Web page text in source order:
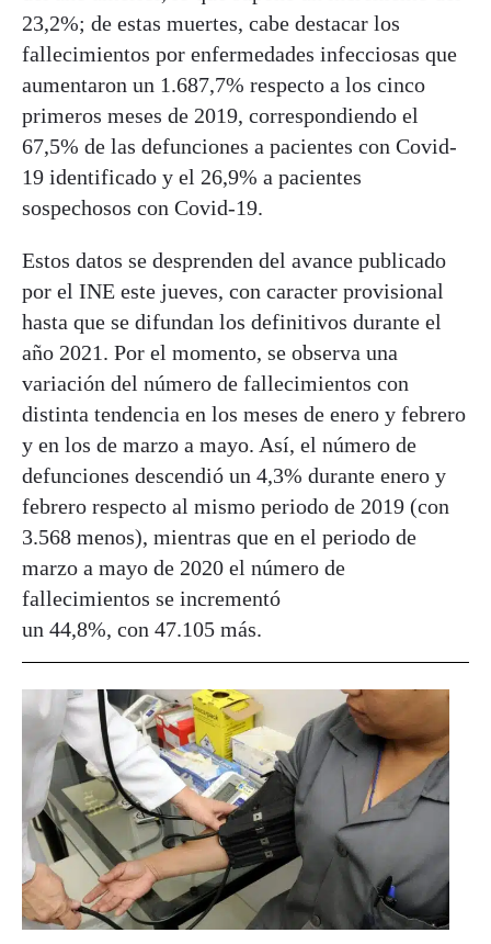
23,2%; de estas muertes, cabe destacar los
fallecimientos por enfermedades infecciosas que
aumentaron un 1.687,7% respecto a los cinco
primeros meses de 2019, correspondiendo el
67,5% de las defunciones a pacientes con Covid-
19 identificado y el 26,9% a pacientes
sospechosos con Covid-19.
Estos datos se desprenden del avance publicado
por el INE este jueves, con caracter provisional
hasta que se difundan los definitivos durante el
año 2021. Por el momento, se observa una
variación del número de fallecimientos con
distinta tendencia en los meses de enero y febrero
y en los de marzo a mayo. Así, el número de
defunciones descendió un 4,3% durante enero y
febrero respecto al mismo periodo de 2019 (con
3.568 menos), mientras que en el periodo de
marzo a mayo de 2020 el número de
fallecimientos se incrementó
un 44,8%, con 47.105 más.